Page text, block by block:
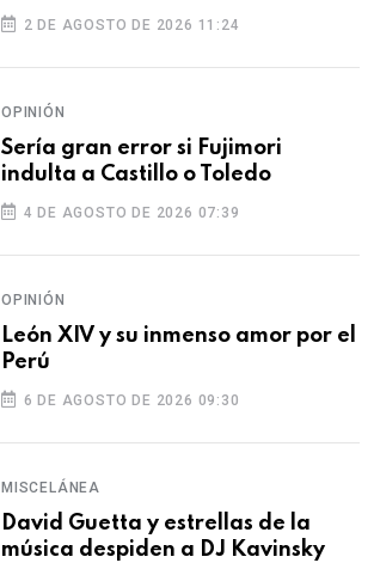
2 DE AGOSTO DE 2026 11:24
OPINIÓN
Sería gran error si Fujimori
indulta a Castillo o Toledo
4 DE AGOSTO DE 2026 07:39
OPINIÓN
León XIV y su inmenso amor por el
Perú
6 DE AGOSTO DE 2026 09:30
MISCELÁNEA
David Guetta y estrellas de la
música despiden a DJ Kavinsky